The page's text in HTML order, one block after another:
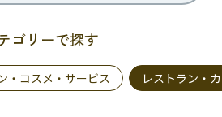
ゴリーで探す
・コスメ・サービス レストラン・